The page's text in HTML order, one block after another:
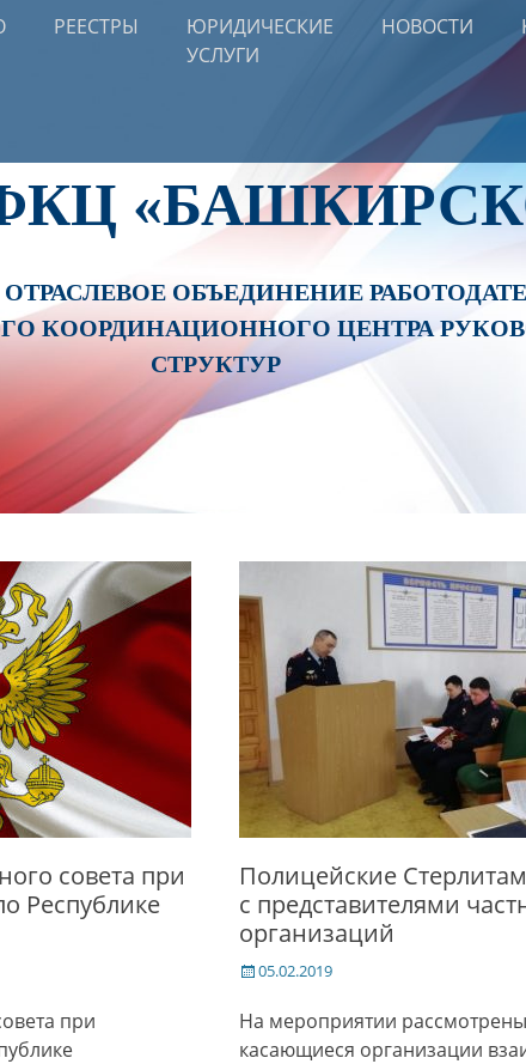
РЕЕСТРЫ
ЮРИДИЧЕСКИЕ
УСЛУГИ
НОВОСТИ
ОБЪЕДИНЕНИЕ
КООРДИНАЦИОННОГО ЦЕНТРА
СТРУКТУР
совета при
Республике
при
Полицейские
с представителями
организаций
Posted
05.02.2019
На мероприятии
касающиеся организации